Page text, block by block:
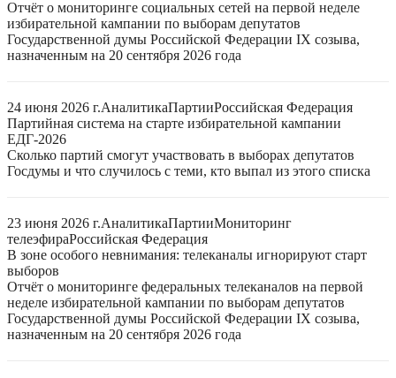
Отчёт о мониторинге социальных сетей на первой неделе
избирательной кампании по выборам депутатов
Государственной думы Российской Федерации IX созыва,
назначенным на 20 сентября 2026 года
24 июня 2026 г.АналитикаПартииРоссийская Федерация
Партийная система на старте избирательной кампании
ЕДГ-2026
Сколько партий смогут участвовать в выборах депутатов
Госдумы и что случилось с теми, кто выпал из этого списка
23 июня 2026 г.АналитикаПартииМониторинг
телеэфираРоссийская Федерация
В зоне особого невнимания: телеканалы игнорируют старт
выборов
Отчёт о мониторинге федеральных телеканалов на первой
неделе избирательной кампании по выборам депутатов
Государственной думы Российской Федерации IX созыва,
назначенным на 20 сентября 2026 года